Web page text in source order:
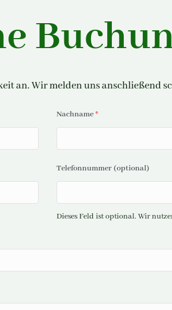
an. Wir melden uns anschließend
Nachname*
Telefonnummer (optional)
Dieses Feld ist optional. Wir